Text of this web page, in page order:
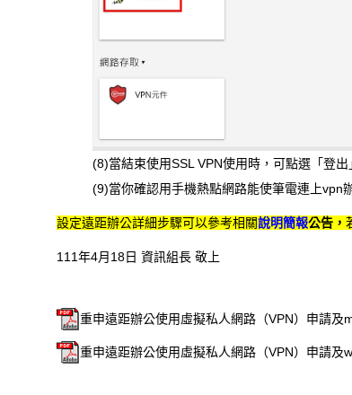
(8)當結束使⽤SSL VPN使⽤時，可點選「登
(9)當你確認用手機熱點網路能使筆電連上vpn
設定遠距辦公詳細步驟可以參考相關說明簡報公告，
111年4月18日 資訊組長 敬上
重申遠距辦公使用虛擬私人網路（VPN）申請及
重申遠距辦公使用虛擬私人網路（VPN）申請及